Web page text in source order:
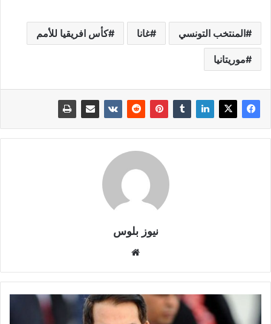
المنتخب التونسي غانا كأس افريقيا للأمم
موريتانيا
نيوز بلوس